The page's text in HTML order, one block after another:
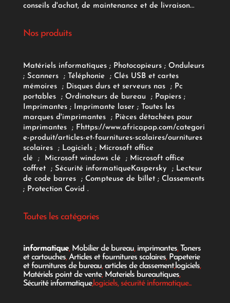
conseils d'achat, de maintenance et de livraison...
Nos produits
Matériels informatiques; Photocopieurs; Onduleurs
; Scanners ; Téléphonie ; Clés USB et cartes
mémoires
; Disques durs et serveurs nas ; Pc
portables
; Ordinateurs de bureau ; Papiers;
Imprimantes;Imprimante laser;
Toutes les
marques d'imprimantes
; Pièces détachées pour
imprimantes
; F https://www.africapap.com/categori
e-produit/articles-et-fournitures-scolaires/ournitures
scolaires; Logiciels ; Microsoft office
clé
; Microsoft windows clé; Microsoft office
coffret ; Sécurité informatiqueKaspersky ; Lecteur
de code barres
; Compteuse de billet; Classements
; Protection Covid .
Toutes les catégories
informatique, Mobilier de bureau, imprimantes, Toners
et cartouches,Articles et fournitures scolaires, Papeterie
et fournitures de bureau,articles de classement,logiciels,
Matériels point de vente, Materiels bureautiques,
Sécurité informatique,logiciels, sécurité informatique...